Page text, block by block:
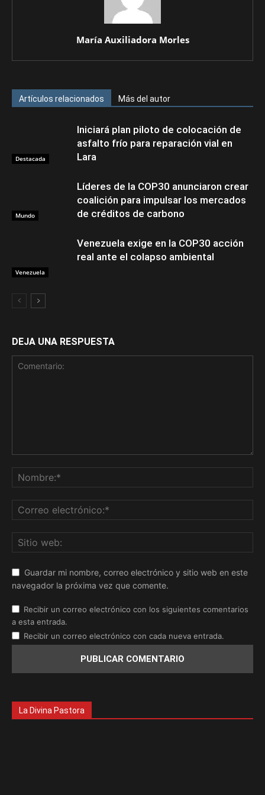
María Auxiliadora Morles
Artículos relacionados Más del autor
Destacada
Iniciará plan piloto de colocación de
asfalto frío para reparación vial en
Lara
Mundo
Líderes de la COP30 anunciaron crear
coalición para impulsar los mercados
de créditos de carbono
Venezuela
Venezuela exige en la COP30 acción
real ante el colapso ambiental
DEJA UNA RESPUESTA
Guardar mi nombre, correo electrónico y sitio web en este
navegador la próxima vez que comente.
Recibir un correo electrónico con los siguientes comentarios
a esta entrada.
Recibir un correo electrónico con cada nueva entrada.
La Divina Pastora